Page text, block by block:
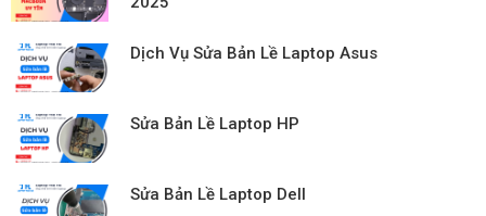
Dịch Vụ Sửa Bản Lề Laptop Asus
Sửa Bản Lề Laptop HP
Sửa Bản Lề Laptop Dell